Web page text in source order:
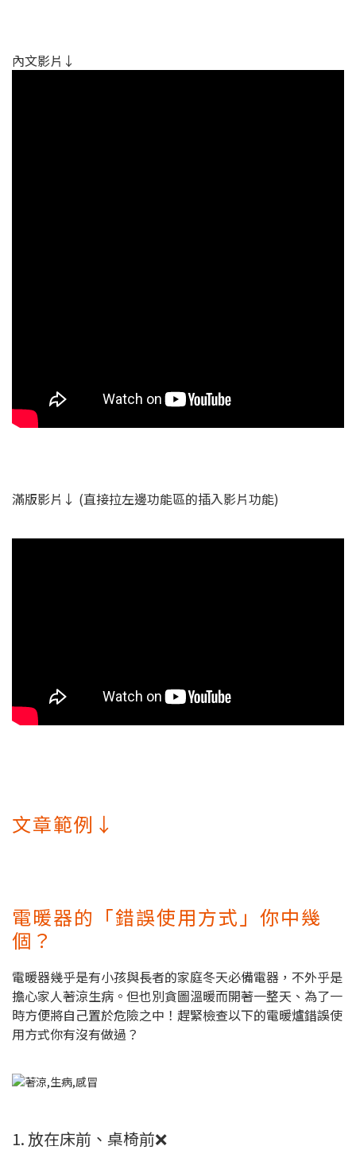
內文影片↓
滿版影片↓ (直接拉左邊功能區的插入影片功能)
文章範例↓
電暖器的「錯誤使用方式」你中幾
個？
電暖器幾乎是有小孩與長者的家庭冬天必備電器，不外乎是
擔心家人著涼生病。但也別貪圖溫暖而開著一整天、為了一
時方便將自己置於危險之中！趕緊檢查以下的電暖爐錯誤使
用方式你有沒有做過？
1. 放在床前、桌椅前❌